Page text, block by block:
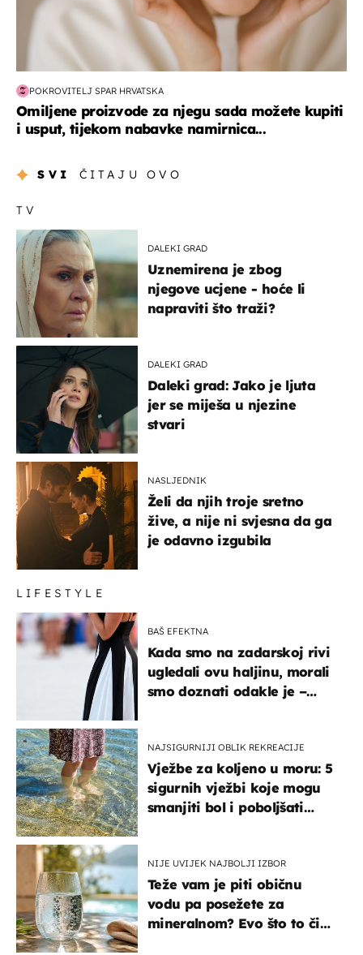
POKROVITELJ SPAR HRVATSKA
Omiljene proizvode za njegu sada možete kupiti
i usput, tijekom nabavke namirnica...
SVI ČITAJU OVO
TV
DALEKI GRAD
Uznemirena je zbog
njegove ucjene - hoće li
napraviti što traži?
DALEKI GRAD
Daleki grad: Jako je ljuta
jer se miješa u njezine
stvari
NASLJEDNIK
Želi da njih troje sretno
žive, a nije ni svjesna da ga
je odavno izgubila
LIFESTYLE
BAŠ EFEKTNA
Kada smo na zadarskoj rivi
ugledali ovu haljinu, morali
smo doznati odakle je –
NAJSIGURNIJI OBLIK REKREACIJE
Vježbe za koljeno u moru: 5
sigurnih vježbi koje mogu
smanjiti bol i poboljšati
NIJE UVIJEK NAJBOLJI IZBOR
Teže vam je piti običnu
vodu pa posežete za
mineralnom? Evo što to čini